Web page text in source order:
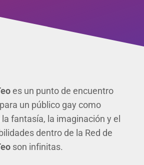
es un punto de encuentro
un público gay como
fantasía, la imaginación y el
dentro de la Red de
son infinitas.